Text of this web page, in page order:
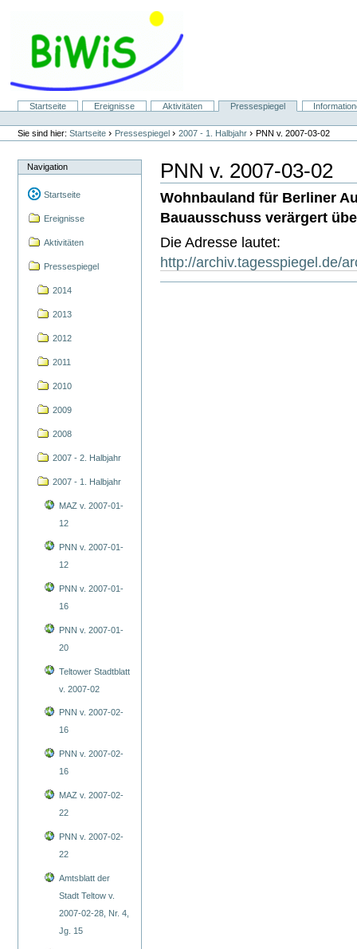
Navigation
SektionenStartseite Ereignisse Aktivitäten Pressespiegel
Benutzerspezifische
Werkzeuge
Sie sind hier: Startseite › Pressespiegel ›2007 - 1. Halbjahr ›PNN v. 2007-03-02
Navigation
Startseite
Ereignisse
Aktivitäten
Pressespiegel
2014
2013
2012
2011
2010
2009
2008
2007 - 2. Halbjahr
2007 - 1. Halbjahr
MAZ v. 2007-01-
12
PNN v. 2007-01-
12
PNN v. 2007-01-
16
PNN v. 2007-01-
20
Teltower Stadtblatt
v. 2007-02
PNN v. 2007-02-
16
PNN v. 2007-02-
16
MAZ v. 2007-02-
22
PNN v. 2007-02-
22
Amtsblatt der
Stadt Teltow v.
2007-02-28, Nr. 4,
Jg. 15
PNN v. 2007-03-02
Wohnbauland für Berliner
Bauausschuss verärgert
Die Adresse lautet:
http://archiv.tagesspiegel.de/